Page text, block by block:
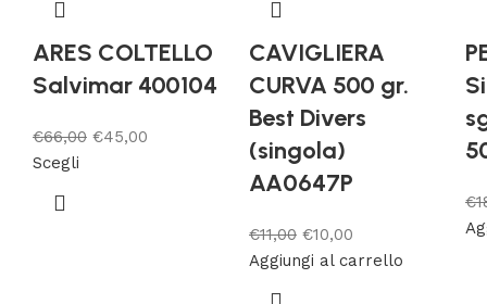
ARES COLTELLO
Salvimar 400104
€66,00 €45,00
Scegli
CAVIGLIERA
CURVA 500 gr.
Best Divers
(singola)
AA0647P
€11,00 €10,00
Aggiungi al carrello
€